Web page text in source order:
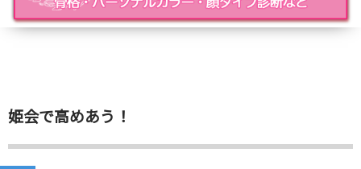
姫会で高めあう！